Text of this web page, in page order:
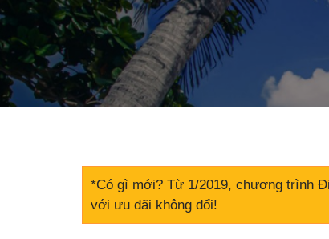
*Có gì mới? Từ 1/2019, chương trình
với ưu đãi không đổi!